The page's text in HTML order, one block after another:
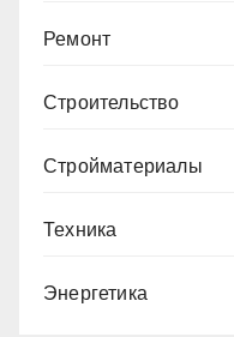
Ремонт
Строительство
Стройматериалы
Техника
Энергетика